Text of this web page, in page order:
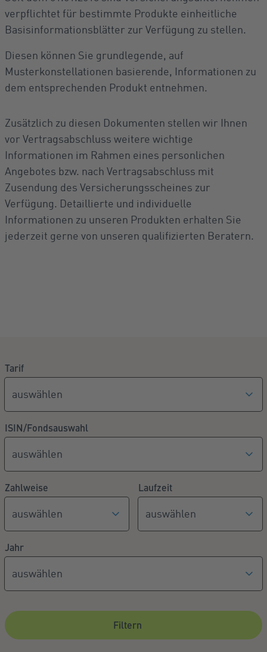
verpflichtet für bestimmte Produkte einheitliche
Basisinformationsblätter zur Verfügung zu stellen.
Diesen können Sie grundlegende, auf
Musterkonstellationen basierende, Informationen zu
dem entsprechenden Produkt entnehmen.
Zusätzlich zu diesen Dokumenten stellen wir Ihnen
vor Vertragsabschluss weitere wichtige
Informationen im Rahmen eines personlichen
Angebotes bzw. nach Vertragsabschluss mit
Zusendung des Versicherungsscheines zur
Verfügung. Detaillierte und individuelle
Informationen zu unseren Produkten erhalten Sie
jederzeit gerne von unseren qualifizierten Beratern.
Filter Optionen
Tarif
ISIN/Fondsauswahl
Zahlweise Laufzeit
Jahr
Filtern